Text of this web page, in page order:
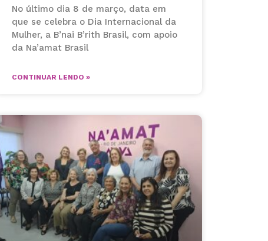
No último dia 8 de março, data em
que se celebra o Dia Internacional da
Mulher, a B’nai B’rith Brasil, com apoio
da Na’amat Brasil
CONTINUAR LENDO »